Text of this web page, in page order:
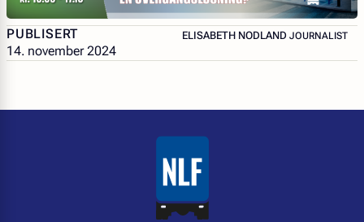
PUBLISERT
14. november 2024
ELISABETH NODLAND – JOURNALIST
JOURNALIST